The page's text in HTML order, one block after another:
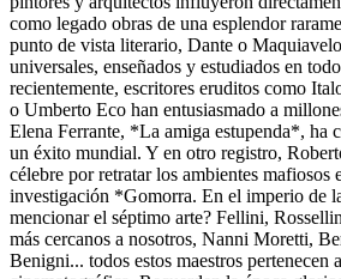
como legado obras de una esplendor
punto de vista literario, Dante o
universales, enseñados y estudiados en
recientemente, escritores eruditos como
o Umberto Eco han entusiasmado a
Elena Ferrante, *La amiga estupenda*, ha
un éxito mundial. Y en otro registro,
célebre por retratar los ambientes mafiosos
investigación *Gomorra. En el imperio de
mencionar el séptimo arte? Fellini,
más cercanos a nosotros, Nanni Moretti,
Benigni... todos estos maestros pertenecen